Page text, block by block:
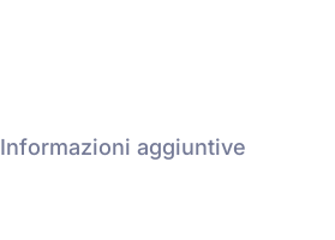
Informazioni aggiuntive